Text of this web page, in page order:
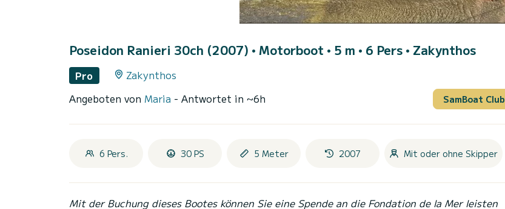
Poseidon Ranieri 30ch (2007) • Motorboot • 5 m • 6 Pers • Zakynthos
Pro
Zakynthos
Angeboten von Maria - Antwortet in ~6h SamBoat Club
6 Pers. 30 PS 5 Meter 2007 Mit oder ohne Skipper
Mit der Buchung dieses Bootes können Sie eine Spende an die Fondation de la Mer leisten